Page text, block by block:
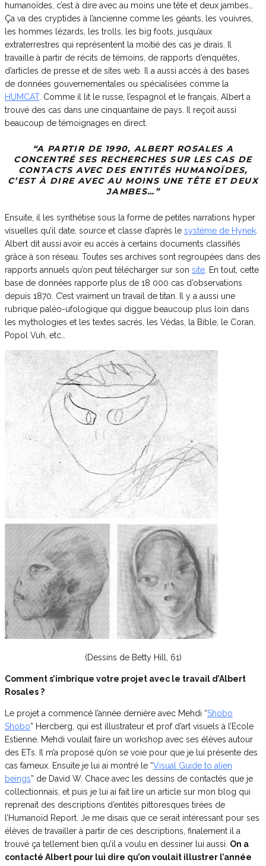
humanoïdes, c’est à dire avec au moins une tête et deux jambes…
Ça va des cryptides à l’ancienne comme les géants, les vouivres,
les hommes lézards, les trolls, les big foots, jusqu’aux
extraterrestres qui représentent la moitié des cas je dirais. Il
travaille à partir de récits de témoins, de rapports d’enquêtes,
d’articles de presse et de sites web. Il a aussi accès à des bases
de données gouvernementales ou spécialisées comme la
HUMCAT. Comme il lit le russe, l’espagnol et le français, Albert a
trouvé des cas dans une cinquantaine de pays. Il reçoit aussi
beaucoup de témoignages en direct.
“A PARTIR DE 1990, ALBERT ROSALES A
CONCENTRÉ SES RECHERCHES SUR LES CAS DE
CONTACTS AVEC DES ENTITÉS HUMANOÏDES,
C’EST À DIRE AVEC AU MOINS UNE TÊTE ET DEUX
JAMBES…”
Ensuite, il les synthétise sous la forme de petites narrations hyper
visuelles qu’il date, source et classe d’après le système de Hynek
Albert dit aussi avoir eu accès à certains documents classifiés
grâce à son réseau. Toutes ses archives sont regroupées dans des
rapports annuels qu’on peut télécharger sur son site . En tout, cette
base de données rapporte plus de 18 000 cas d’observations
depuis 1870. C’est vraiment un travail de titan. Il y a aussi une
rubrique paléo-ufologique qui diggue beaucoup plus loin dans
les mythologies et les textes sacrés, les Védas, la Bible, le Coran,
Popol Vuh, etc…
(Dessins de Betty Hill, 61)
Comment s’imbrique votre projet avec le travail d’Albert
Rosales ?
Le projet a commencé l’année dernière avec Mehdi “Shobo
Shobo” Hercberg, qui est illustrateur et prof d’art visuels à l’Ecole
Estienne. Mehdi voulait faire un workshop avec ses élèves autour
des ETs. Il m’a proposé qu’on se voie pour que je lui présente des
cas fameux. Ensuite je lui ai montré le “Visual Guide to alien
beings” de David W. Chace avec les dessins de contactés que je
collectionnais, et puis je lui ai fait lire un article sur mon blog qui
reprenait des descriptions d’entités pittoresques tirées de
l’Humanoïd Report. Je me disais que ce serait intéressant pour ses
élèves de travailler à partir de ces descriptions, finalement il a
trouvé ça tellement bien qu’il a voulu en dessiner lui aussi. On a
contacté Albert pour lui dire qu’on voulait illustrer l’année